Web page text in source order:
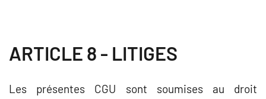
ARTICLE 8 - LITIGES
Les présentes CGU sont soumises au droit